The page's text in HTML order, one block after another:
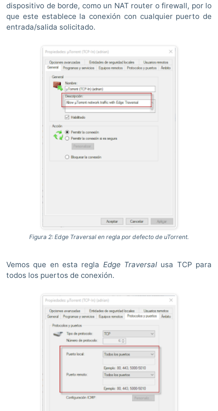
dispositivo de borde, como un NAT router o firewall, por lo
que este establece la conexión con cualquier puerto de
entrada/salida solicitado.
Figura 2: Edge Traversal en regla por defecto de uTorrent.
Vemos que en esta regla Edge Traversal usa TCP para
todos los puertos de conexión.